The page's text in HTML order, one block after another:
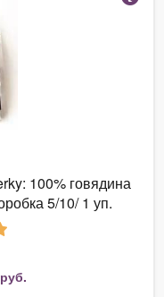
100% говядина
5/10/ 1 уп.
руб.